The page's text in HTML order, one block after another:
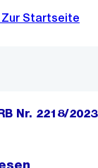
Breadcrumbs ein
Nr. 2218/2023